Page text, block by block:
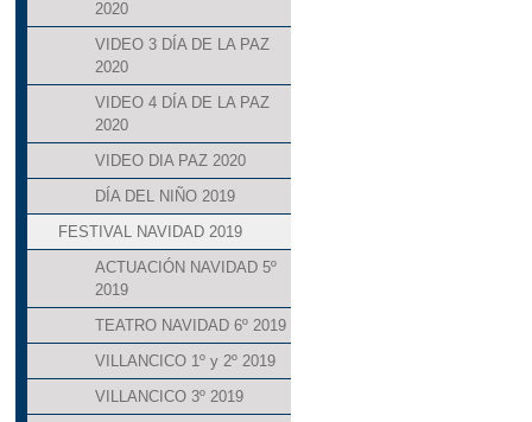
2020
VIDEO 3 DÍA DE LA PAZ
2020
VIDEO 4 DÍA DE LA PAZ
2020
VIDEO DIA PAZ 2020
DÍA DEL NIÑO 2019
FESTIVAL NAVIDAD 2019
ACTUACIÓN NAVIDAD 5º
2019
TEATRO NAVIDAD 6º 2019
VILLANCICO 1º y 2º 2019
VILLANCICO 3º 2019